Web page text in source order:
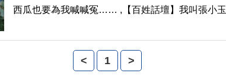
西瓜也要為我喊喊冤…… ,【百姓話壇】我叫張小玉
< 1 >